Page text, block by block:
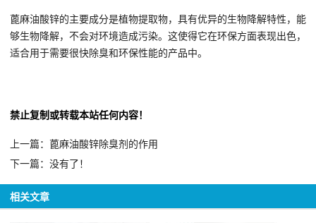
蓖麻油酸锌的主要成分是植物提取物，具有优异的生物降解特性，能
够生物降解，不会对环境造成污染。这使得它在环保方面表现出色，
适合用于需要很快除臭和环保性能的产品中。
禁止复制或转载本站任何内容！
上一篇：蓖麻油酸锌除臭剂的作用
下一篇：没有了！
相关文章